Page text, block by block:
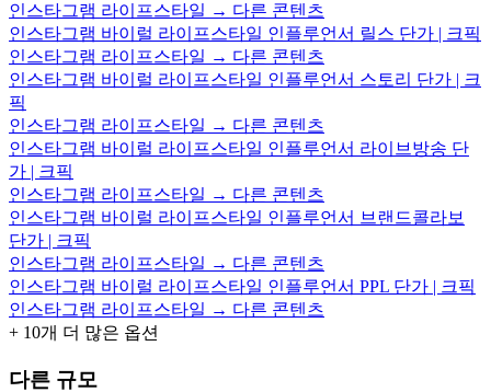
인스타그램 라이프스타일 → 다른 콘텐츠
인스타그램 바이럴 라이프스타일 인플루언서 릴스 단가 | 크픽
인스타그램 라이프스타일 → 다른 콘텐츠
인스타그램 바이럴 라이프스타일 인플루언서 스토리 단가 | 크
픽
인스타그램 라이프스타일 → 다른 콘텐츠
인스타그램 바이럴 라이프스타일 인플루언서 라이브방송 단
가 | 크픽
인스타그램 라이프스타일 → 다른 콘텐츠
인스타그램 바이럴 라이프스타일 인플루언서 브랜드콜라보
단가 | 크픽
인스타그램 라이프스타일 → 다른 콘텐츠
인스타그램 바이럴 라이프스타일 인플루언서 PPL 단가 | 크픽
인스타그램 라이프스타일 → 다른 콘텐츠
+ 10개 더 많은 옵션
다른 규모